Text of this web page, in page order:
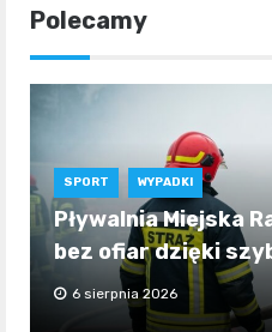
Polecamy
SPORT WYPADKI
Pływalnia Miejska
bez ofiar dzięki
6 sierpnia 2026